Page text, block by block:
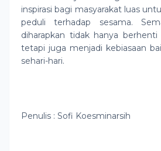
inspirasi bagi masyarakat luas
peduli terhadap sesama.
diharapkan tidak hanya
tetapi juga menjadi kebiasaan
sehari-hari.
Penulis : Sofi Koesminarsih